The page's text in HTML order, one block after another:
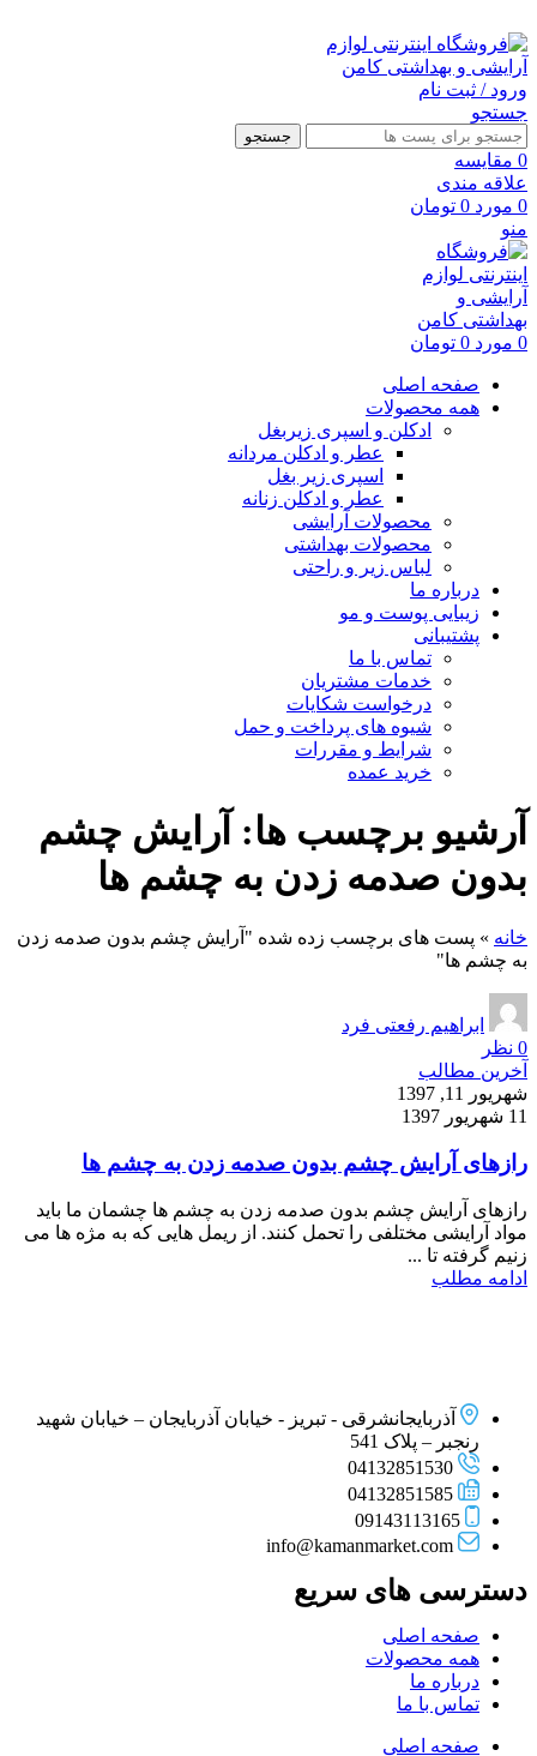
ورود / ثبت نام
جستجو
جستجو
0 مقايسه
علاقه مندی
0 مورد 0 تومان
منو
0 مورد 0 تومان
صفحه اصلی
همه محصولات
ادکلن و اسپری زیربغل
عطر و ادکلن مردانه
اسپری زیر بغل
عطر و ادکلن زنانه
محصولات آرایشی
محصولات بهداشتی
لباس زیر و راحتی
درباره ما
زیبایی پوست و مو
پشتیبانی
تماس با ما
خدمات مشتریان
درخواست شکایات
شیوه های پرداخت و حمل
شرایط و مقررات
خرید عمده
آرشیو برچسب ها: آرایش چشم
بدون صدمه زدن به چشم ها
خانه » پست های برچسب زده شده "آرایش چشم بدون صدمه زدن
به چشم ها"
ابراهیم رفعتی فرد
0 نظر
آخرین مطالب
شهریور 11, 1397
11 شهریور 1397
رازهای آرایش چشم بدون صدمه زدن به چشم ها
رازهای آرایش چشم بدون صدمه زدن به چشم ها چشمان ما باید
مواد آرایشی مختلفی را تحمل کنند. از ریمل هایی که به مژه ها می
زنیم گرفته تا ...
ادامه مطلب
آذربایجانشرقی - تبریز - خیابان آذربایجان – خیابان شهید
رنجبر – پلاک 541
04132851530
04132851585
09143113165
info@kamanmarket.com
دسترسی های سریع
صفحه اصلی
همه محصولات
درباره ما
تماس با ما
صفحه اصلی